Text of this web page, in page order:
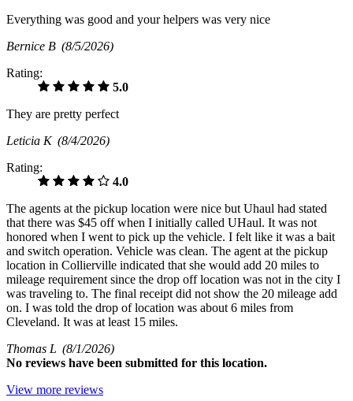
Everything was good and your helpers was very nice
Bernice B (8/5/2026)
Rating:
5.0
They are pretty perfect
Leticia K (8/4/2026)
Rating:
4.0
The agents at the pickup location were nice but Uhaul had stated
that there was $45 off when I initially called UHaul. It was not
honored when I went to pick up the vehicle. I felt like it was a bait
and switch operation. Vehicle was clean. The agent at the pickup
location in Collierville indicated that she would add 20 miles to
mileage requirement since the drop off location was not in the city I
was traveling to. The final receipt did not show the 20 mileage add
on. I was told the drop of location was about 6 miles from
Cleveland. It was at least 15 miles.
Thomas L (8/1/2026)
No reviews have been submitted for this location.
View more reviews